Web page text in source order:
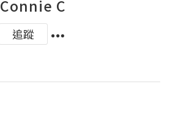
Connie C
追蹤